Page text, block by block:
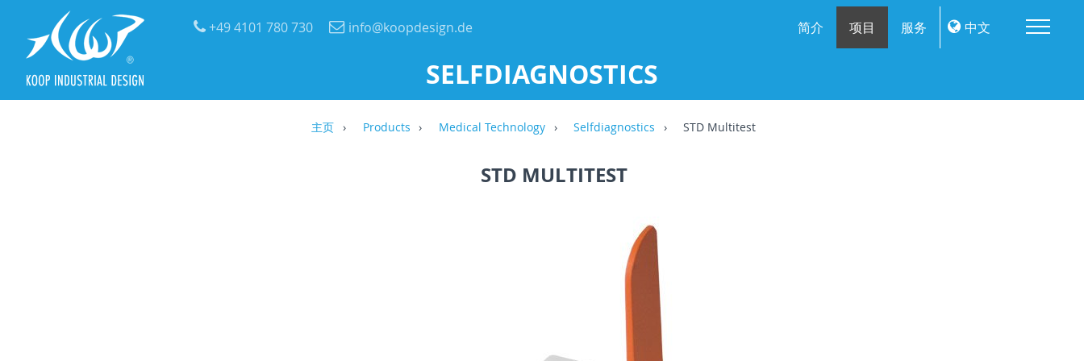
+49 4101 780 730
info@koopdesign.de 简介 项目 服务 中文
SELFDIAGNOSTICS
主页 Products Medical Technology Selfdiagnostics STD Multitest
STD MULTITEST